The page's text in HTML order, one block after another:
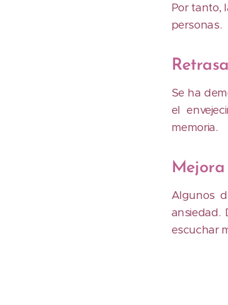
Por tanto,
personas.
Se ha
el
memoria.
Algunos
ansiedad.
escuchar